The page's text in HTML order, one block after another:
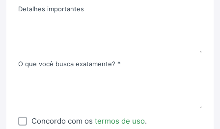
Detalhes importantes
O que você busca exatamente? *
Concordo com os termos de uso.